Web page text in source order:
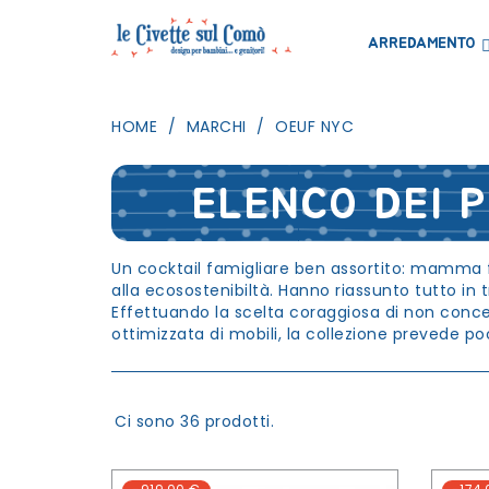
ARREDAMENTO
HOME MARCHI OEUF NYC
ELENCO DEI
Un cocktail famigliare ben assortito:
alla ecosostenibiltà. Hanno riassunto tutto in
Effettuando la scelta coraggiosa di non
ottimizzata di mobili, la collezione prevede
Ci sono 36 prodotti.